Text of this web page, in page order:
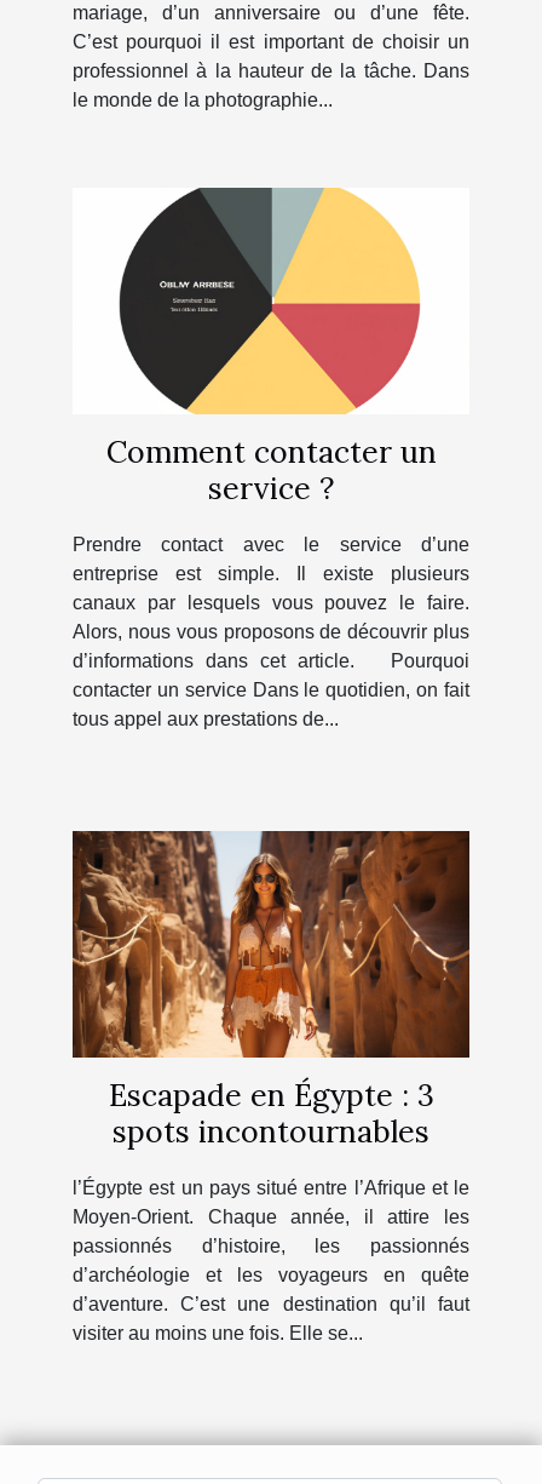
mariage, d’un anniversaire ou d’une fête.
C’est pourquoi il est important de choisir un
professionnel à la hauteur de la tâche. Dans
le monde de la photographie...
Comment contacter un
service ?
Prendre contact avec le service d’une
entreprise est simple. Il existe plusieurs
canaux par lesquels vous pouvez le faire.
Alors, nous vous proposons de découvrir plus
d’informations dans cet article. Pourquoi
contacter un service Dans le quotidien, on fait
tous appel aux prestations de...
Escapade en Égypte : 3
spots incontournables
l’Égypte est un pays situé entre l’Afrique et le
Moyen-Orient. Chaque année, il attire les
passionnés d’histoire, les passionnés
d’archéologie et les voyageurs en quête
d’aventure. C’est une destination qu’il faut
visiter au moins une fois. Elle se...